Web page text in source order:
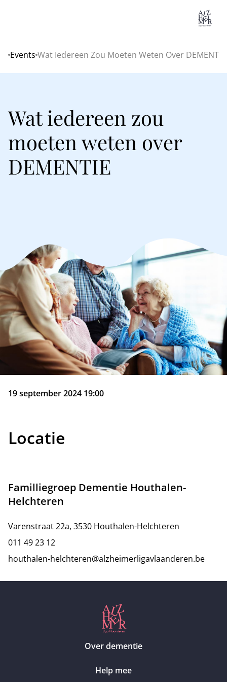
Home
Events Wat Iedereen Zou Moeten Weten Over DEMENTIE
Wat iedereen zou
moeten weten over
DEMENTIE
19 september 2024 19:00
Locatie
Familliegroep Dementie Houthalen-
Helchteren
Varenstraat 22a, 3530 Houthalen-Helchteren
011 49 23 12
houthalen-helchteren@alzheimerligavlaanderen.be
Over dementie
Help mee